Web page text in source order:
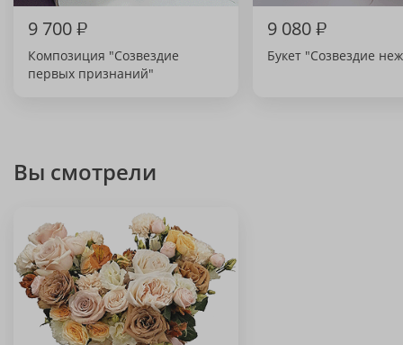
9 700₽
Композиция "Созвездие
первых признаний"
9 080₽
Букет "Созвездие
Вы смотрели